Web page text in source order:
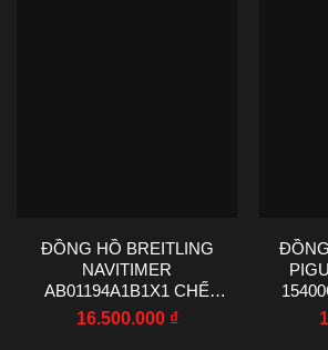
ĐỒNG HỒ BREITLING
NAVITIMER
AB01194A1B1X1 CHẾ
TÁC NHÀ MÁY EF 43MM
16.500.000 ₫
V4